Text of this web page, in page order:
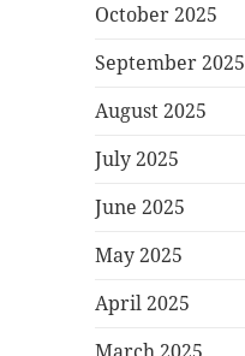
October 2025
September 2025
August 2025
July 2025
June 2025
May 2025
April 2025